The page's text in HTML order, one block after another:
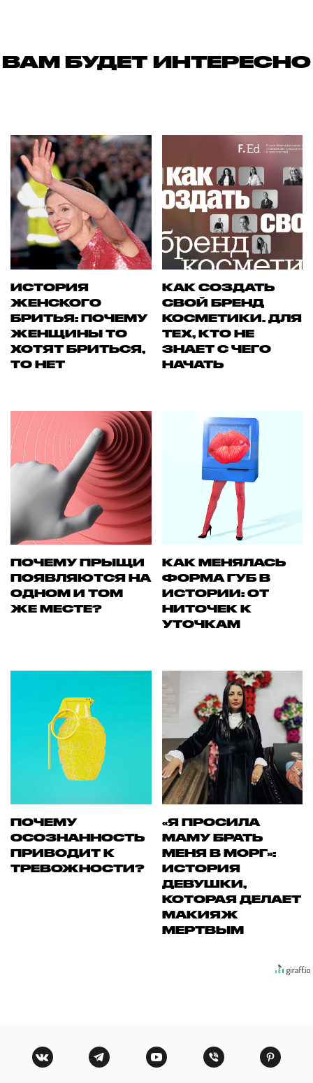
ВАМ БУДЕТ ИНТЕРЕСНО
ИСТОРИЯ
ЖЕНСКОГО
БРИТЬЯ: ПОЧЕМУ
ЖЕНЩИНЫ ТО
ХОТЯТ БРИТЬСЯ,
ТО НЕТ
КАК СОЗДАТЬ
СВОЙ БРЕНД
КОСМЕТИКИ. ДЛЯ
ТЕХ, КТО НЕ
ЗНАЕТ С ЧЕГО
НАЧАТЬ
ПОЧЕМУ ПРЫЩИ
ПОЯВЛЯЮТСЯ НА
ОДНОМ И ТОМ
ЖЕ МЕСТЕ?
КАК МЕНЯЛАСЬ
ФОРМА ГУБ В
ИСТОРИИ: ОТ
НИТОЧЕК К
УТОЧКАМ
ПОЧЕМУ
ОСОЗНАННОСТЬ
ПРИВОДИТ К
ТРЕВОЖНОСТИ?
«Я ПРОСИЛА
МАМУ БРАТЬ
МЕНЯ В МОРГ»:
ИСТОРИЯ
ДЕВУШКИ,
КОТОРАЯ ДЕЛАЕТ
МАКИЯЖ
МЕРТВЫМ